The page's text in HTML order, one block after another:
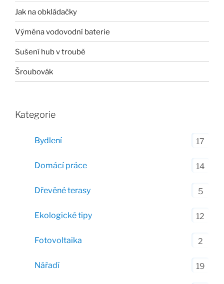
Jak na obkládačky
Výměna vodovodní baterie
Sušení hub v troubě
Šroubovák
Kategorie
Bydlení 17
Domácí práce 14
Dřevěné terasy 5
Ekologické tipy 12
Fotovoltaika 2
Nářadí 19